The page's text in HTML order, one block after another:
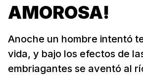
AMOROSA!
Anoche un hombre intentó
vida, y bajo los efectos de
embriagantes se aventó al